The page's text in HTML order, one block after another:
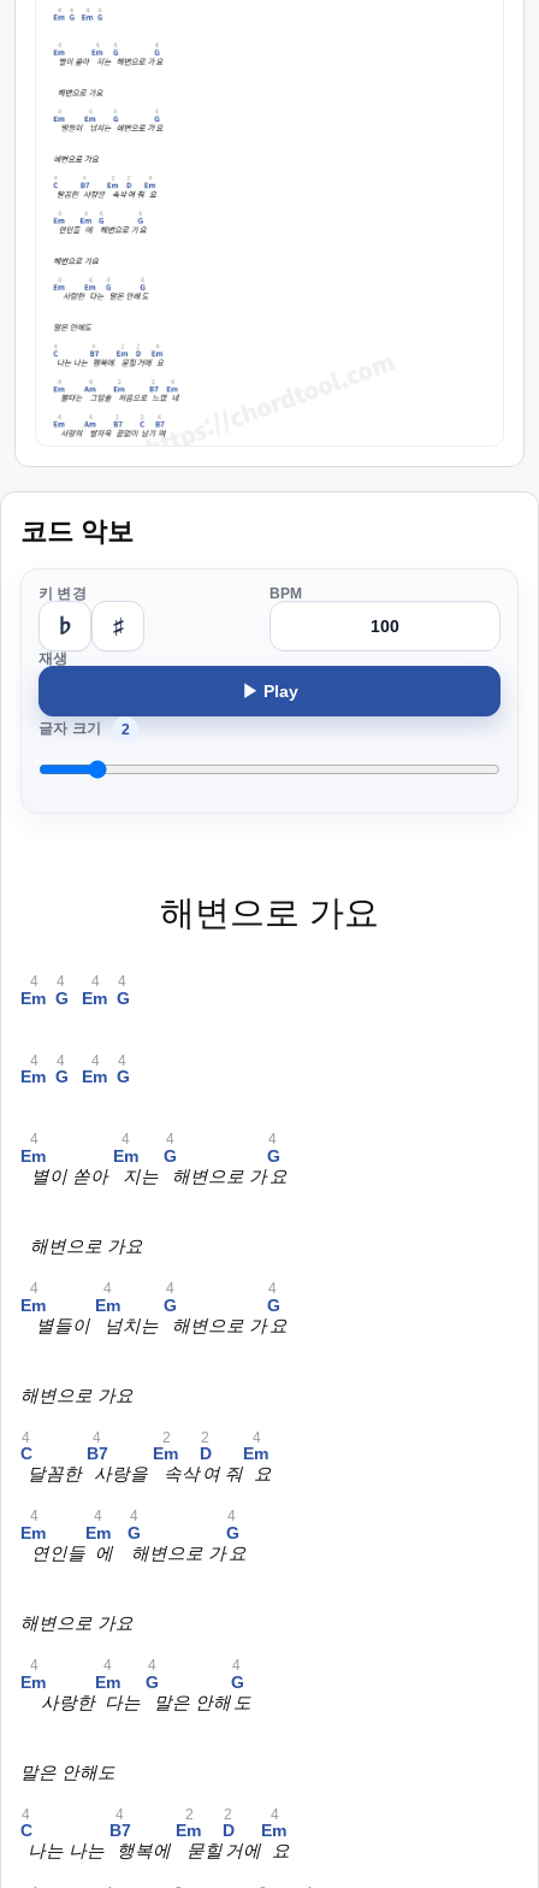
코드 악보
키 변경
♭ ♯
BPM
재생
▶ Play
글자 크기 2
해변으로 가요
Em
4
G
4
Em
4
G
4
Em
4
G
4
Em
4
G
4
Em
4
별이 쏟아
Em
4
지는
G
4
해변으로 가
G
4
요
해변으로 가요
Em
4
별들이
Em
4
넘치는
G
4
해변으로 가
G
4
요
해변으로 가요
C
4
달꼼한
B7
4
사랑을
Em
2
속삭
D
2
여 줘
Em
4
요
Em
4
연인들
Em
4
에
G
4
해변으로 가
G
4
요
해변으로 가요
Em
4
사랑한
Em
4
다는
G
4
말은 안해
G
4
도
말은 안해도
C
4
나는 나는
B7
4
행복에
Em
2
묻힐
D
2
거에
Em
4
요